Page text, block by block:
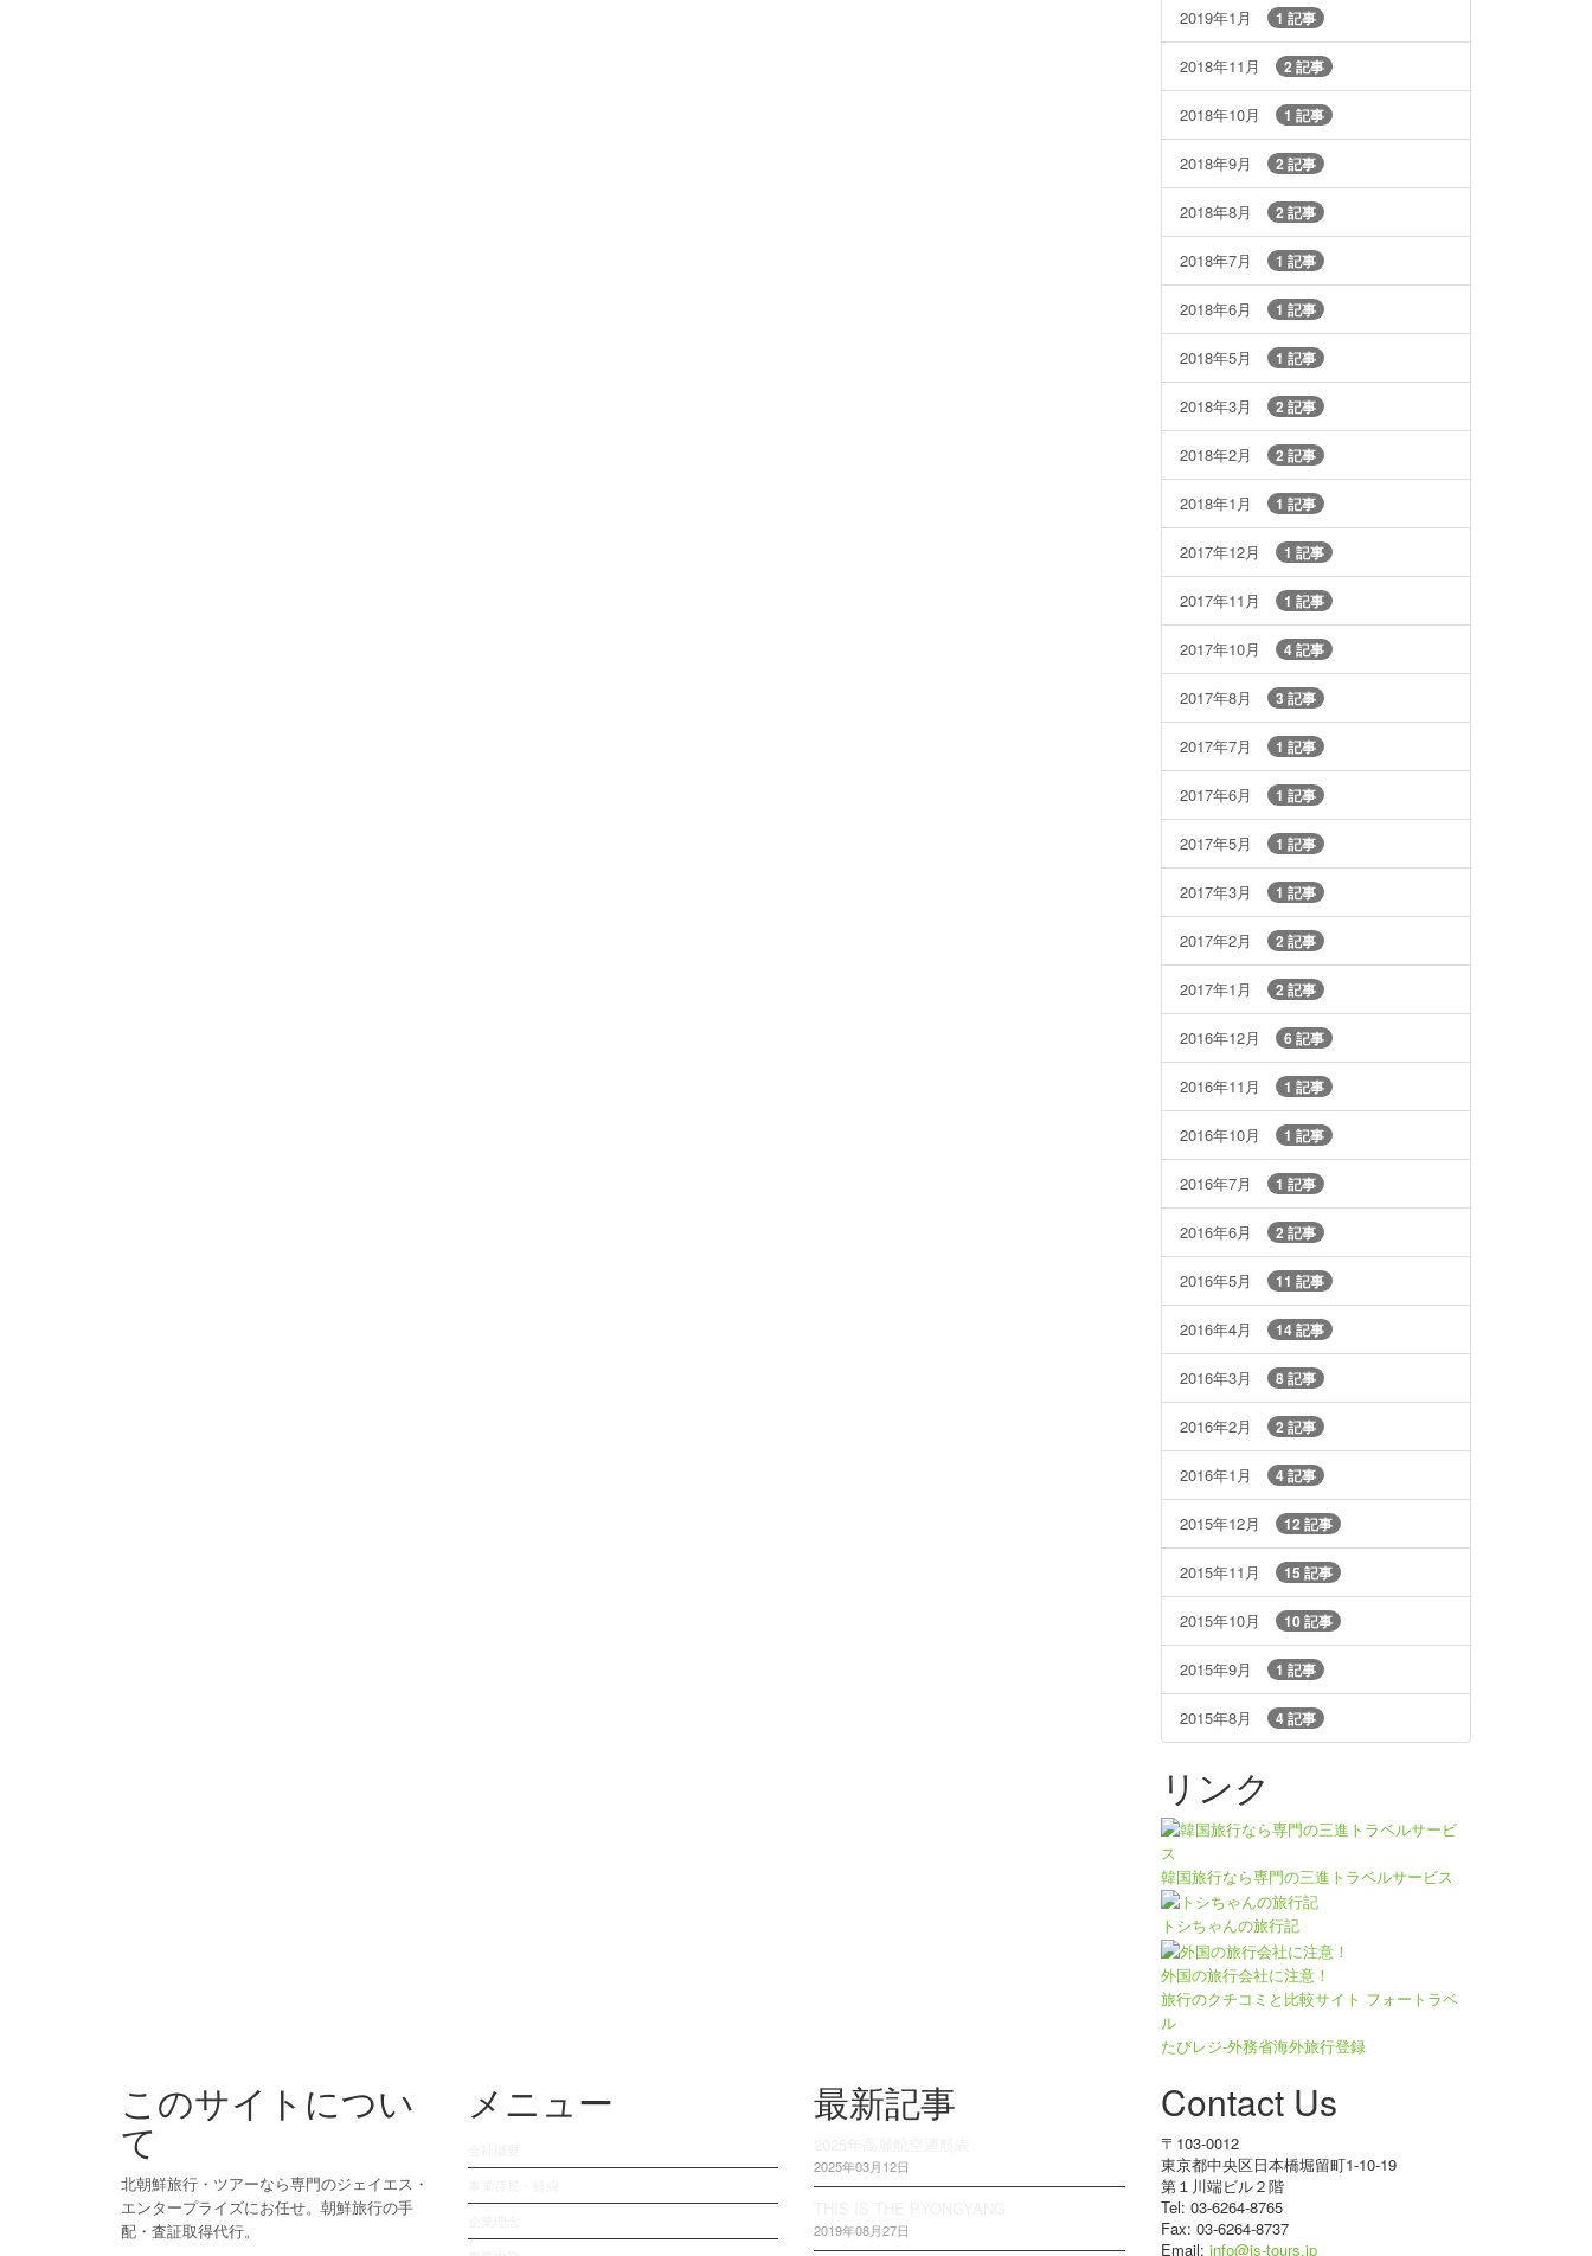
2019年1月 1 記事
2018年11月 2 記事
2018年10月 1 記事
2018年9月 2 記事
2018年8月 2 記事
2018年7月 1 記事
2018年6月 1 記事
2018年5月 1 記事
2018年3月 2 記事
2018年2月 2 記事
2018年1月 1 記事
2017年12月 1 記事
2017年11月 1 記事
2017年10月 4 記事
2017年8月 3 記事
2017年7月 1 記事
2017年6月 1 記事
2017年5月 1 記事
2017年3月 1 記事
2017年2月 2 記事
2017年1月 2 記事
2016年12月 6 記事
2016年11月 1 記事
2016年10月 1 記事
2016年7月 1 記事
2016年6月 2 記事
2016年5月 11 記事
2016年4月 14 記事
2016年3月 8 記事
2016年2月 2 記事
2016年1月 4 記事
2015年12月 12 記事
2015年11月 15 記事
2015年10月 10 記事
2015年9月 1 記事
2015年8月 4 記事
リンク
韓国旅行なら専門の三進トラベルサービス
トシちゃんの旅行記
外国の旅行会社に注意！
旅行のクチコミと比較サイト フォートラベ
ル
たびレジ-外務省海外旅行登録
このサイトについ
て
北朝鮮旅行・ツアーなら専門のジェイエス・
エンタープライズにお任せ。朝鮮旅行の手
配・査証取得代行。
メニュー 最新記事
2025年03月12日
2019年08月27日
Contact Us
〒103-0012
東京都中央区日本橋堀留町1-10-19
第１川端ビル２階
Tel: 03-6264-8765
Fax: 03-6264-8737
Email: info@js-tours.jp